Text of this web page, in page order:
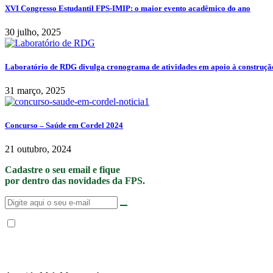
XVI Congresso Estudantil FPS-IMIP: o maior evento acadêmico do ano
30 julho, 2025
Laboratório de RDG divulga cronograma de atividades em apoio à
31 março, 2025
Concurso – Saúde em Cordel 2024
21 outubro, 2024
Cadastre o seu email e fique
por dentro das novidades da FPS.